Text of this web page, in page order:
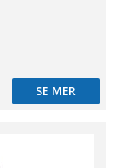
SE MER
SE MER